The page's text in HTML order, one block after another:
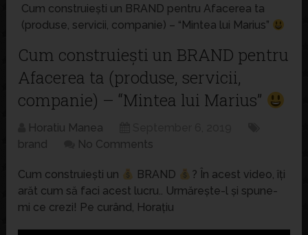
Cum construiești un BRAND pentru Afacerea ta
(produse, servicii, companie) – “Mintea lui Marius”
Cum construiești un BRAND pentru
Afacerea ta (produse, servicii,
companie) – “Mintea lui Marius”
Horatiu Manea
brand
No Comments
Cum construiești un BRAND
? În acest video, îți
arăt cum să faci acest lucru.. Urmărește-l și spune-
mi ce crezi! Pe curând, Horațiu